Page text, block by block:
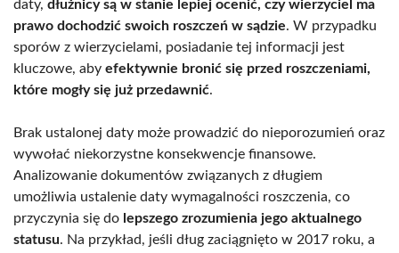
daty, dłużnicy są w stanie lepiej ocenić, czy wierzyciel ma
prawo dochodzić swoich roszczeń w sądzie. W przypadku
sporów z wierzycielami, posiadanie tej informacji jest
kluczowe, aby efektywnie bronić się przed roszczeniami,
które mogły się już przedawnić.
Brak ustalonej daty może prowadzić do nieporozumień oraz
wywołać niekorzystne konsekwencje finansowe.
Analizowanie dokumentów związanych z długiem
umożliwia ustalenie daty wymagalności roszczenia, co
przyczynia się do lepszego zrozumienia jego aktualnego
statusu. Na przykład, jeśli dług zaciągnięto w 2017 roku, a